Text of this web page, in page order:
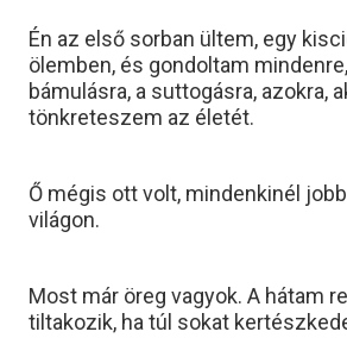
Én az első sorban ültem, egy
ölemben, és gondoltam
bámulásra, a suttogásra, azokra,
tönkreteszem az életét.
Ő mégis ott volt, mindenkinél
világon.
Most már öreg vagyok. A hátam
tiltakozik, ha túl sokat